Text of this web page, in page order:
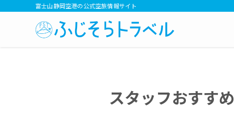
富士山静岡空港の公式空旅情報サイト
スタッフおすすめ